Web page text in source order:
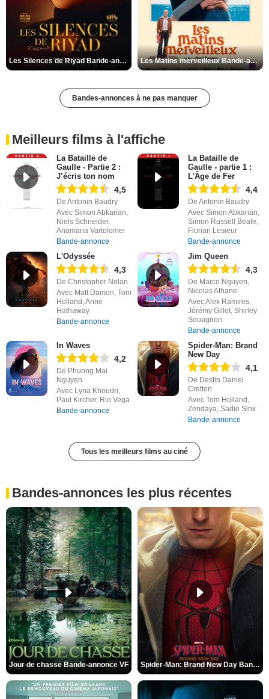
Les Silences de Riyad Bande-annonce VO STFR Les Matins merveilleux Bande-annonce VF
Bandes-annonces à ne pas manquer
Meilleurs films à l'affiche
La Bataille de
Gaulle - Partie 2 :
J’écris ton nom
4,5
De Antonin Baudry
Avec Simon Abkarian,
Niels Schneider,
Anamaria Vartolomei
Bande-annonce
La Bataille de
Gaulle - partie 1 :
L'Âge de Fer
4,4
De Antonin Baudry
Avec Simon Abkarian,
Simon Russell Beale,
Florian Lesieur
Bande-annonce
L'Odyssée
4,3
De Christopher Nolan
Avec Matt Damon, Tom
Holland, Anne
Hathaway
Bande-annonce
Jim Queen
4,3
De Marco Nguyen,
Nicolas Athane
Avec Alex Ramires,
Jérémy Gillet, Shirley
Souagnon
Bande-annonce
In Waves
4,2
De Phuong Mai
Nguyen
Avec Lyna Khoudri,
Paul Kircher, Rio Vega
Bande-annonce
Spider-Man: Brand
New Day
4,1
De Destin Daniel
Cretton
Avec Tom Holland,
Zendaya, Sadie Sink
Bande-annonce
Tous les meilleurs films au ciné
Bandes-annonces les plus récentes
Jour de chasse Bande-annonce VF Spider-Man: Brand New Day Bande-annonce (3) VO STFR